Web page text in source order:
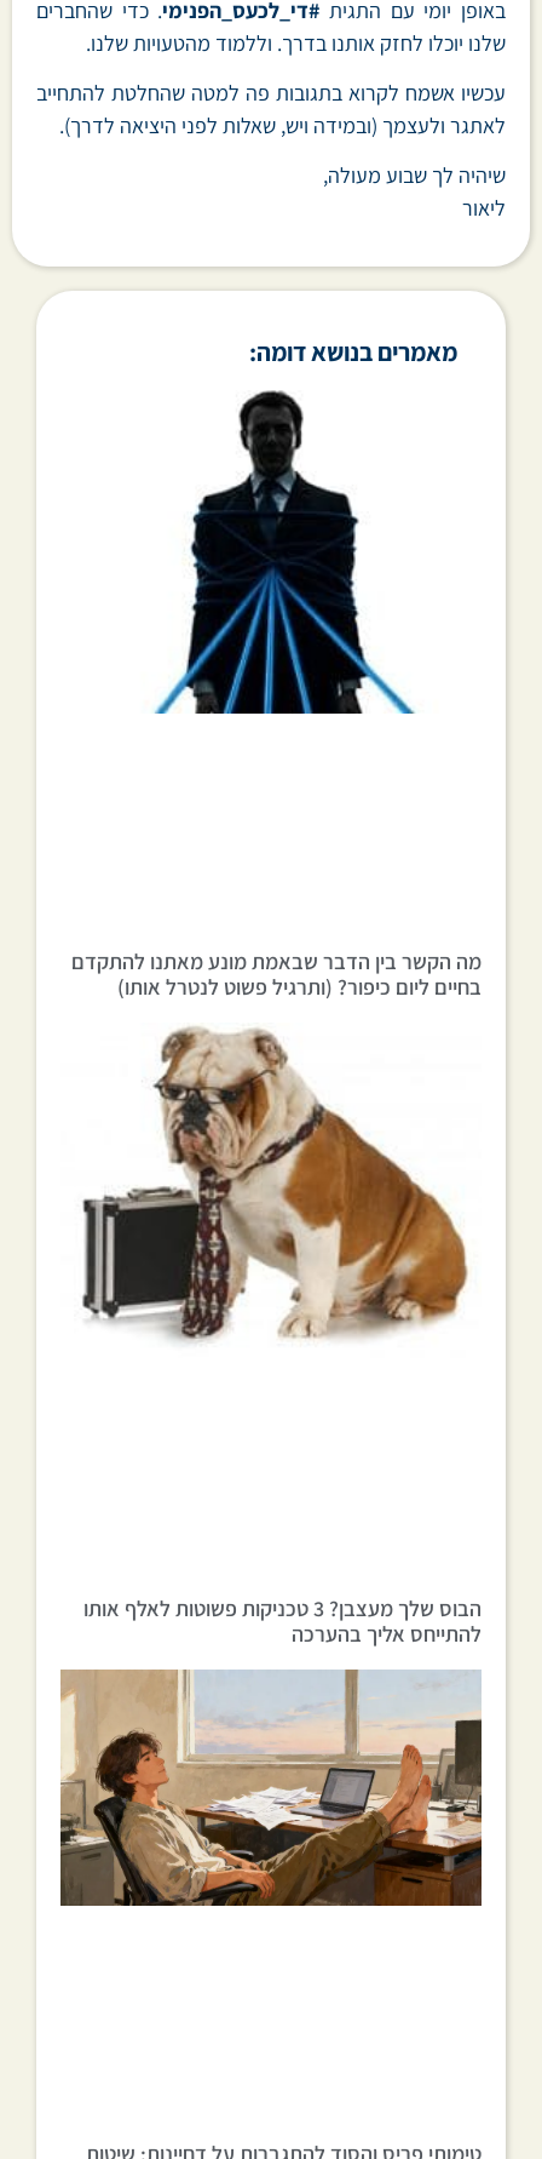
באופן יומי עם התגית #די_לכעס_הפנימי. כדי שהחברים
שלנו יוכלו לחזק אותנו בדרך. וללמוד מהטעויות שלנו.
עכשיו אשמח לקרוא בתגובות פה למטה שהחלטת להתחייב
לאתגר ולעצמך (ובמידה ויש, שאלות לפני היציאה לדרך).
שיהיה לך שבוע מעולה,
ליאור
מאמרים בנושא דומה:
מה הקשר בין הדבר שבאמת מונע מאתנו להתקדם
בחיים ליום כיפור? (ותרגיל פשוט לנטרל אותו)
הבוס שלך מעצבן? 3 טכניקות פשוטות לאלף אותו
להתייחס אליך בהערכה